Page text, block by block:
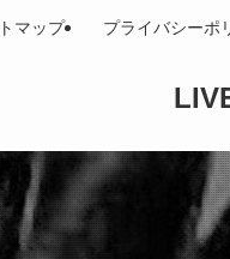
マップ プライバシーポ